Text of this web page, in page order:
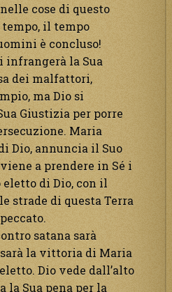
cose di questo
tempo, il tempo
è concluso!
infrangerà la Sua
dei malfattori,
ma Dio si
Giustizia per porre
Maria
Dio, annuncia il Suo
a prendere in Sé i
eletto di Dio, con il
strade di questa Terra
satana sarà
la vittoria di Maria
Dio vede dall’alto
la Sua pena per la